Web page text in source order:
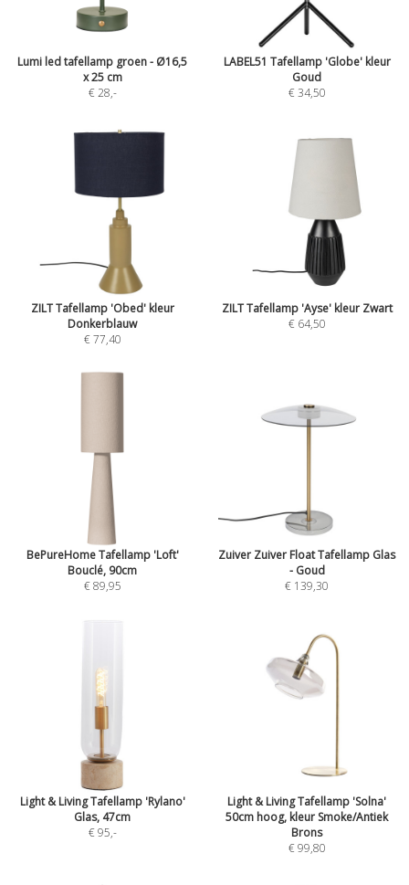
Lumi led tafellamp groen - Ø16,5
x 25 cm
€ 28,-
LABEL51 Tafellamp 'Globe' kleur
Goud
€ 34,50
ZILT Tafellamp 'Obed' kleur
Donkerblauw
€ 77,40
ZILT Tafellamp 'Ayse' kleur Zwart
€ 64,50
BePureHome Tafellamp 'Loft'
Bouclé, 90cm
€ 89,95
Zuiver Zuiver Float Tafellamp Glas
- Goud
€ 139,30
Light & Living Tafellamp 'Rylano'
Glas, 47cm
€ 95,-
Light & Living Tafellamp 'Solna'
50cm hoog, kleur Smoke/Antiek
Brons
€ 99,80